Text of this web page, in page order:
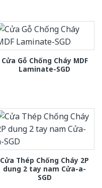
Cửa Gỗ Chống Cháy MDF
Laminate-SGD
Cửa Thép Chống Cháy 2P
dung 2 tay nam Cửa-a-
SGD